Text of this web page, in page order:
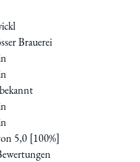
Brauerei
5,0 [100%]